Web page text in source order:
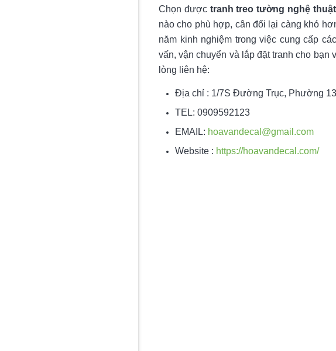
Chọn được tranh treo tường nghệ thuật
nào cho phù hợp, cân đối lại càng khó
năm kinh nghiệm trong việc cung cấp
vấn, vận chuyển và lắp đặt tranh cho
lòng liên hệ:
Địa chỉ : 1/7S Đường Trục, Phường
TEL: 0909592123
EMAIL: hoavandecal@gmail.com
Website : https://hoavandecal.com/